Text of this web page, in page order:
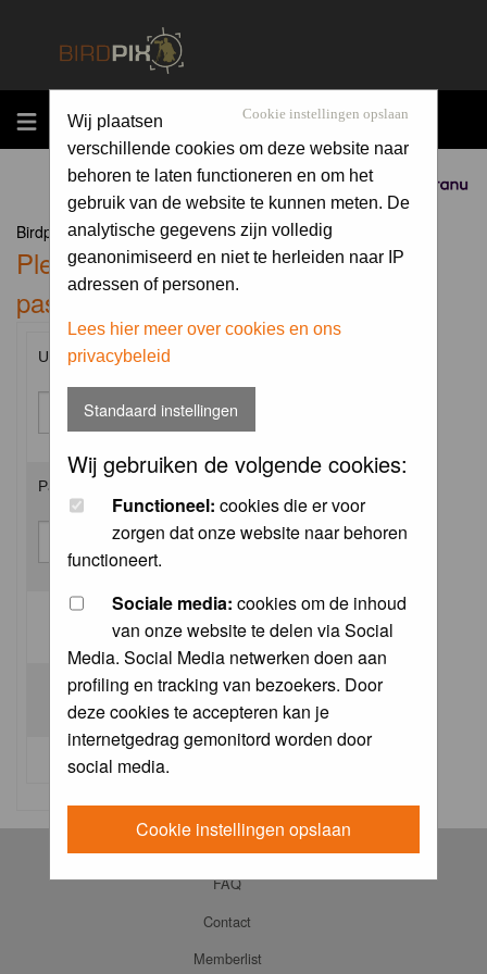
MENU
Sponsored by
Cookie instellingen opslaan
Wij plaatsen
verschillende cookies om deze website naar
behoren te laten functioneren en om het
gebruik van de website te kunnen meten. De
analytische gegevens zijn volledig
geanonimiseerd en niet te herleiden naar IP
adressen of personen.
Lees hier meer over cookies en ons
privacybeleid
Standaard instellingen
Wij gebruiken de volgende cookies:
Functioneel: cookies die er voor
zorgen dat onze website naar behoren
functioneert.
Sociale media: cookies om de inhoud
van onze website te delen via Social
Media. Social Media netwerken doen aan
profiling en tracking van bezoekers. Door
deze cookies te accepteren kan je
internetgedrag gemonitord worden door
social media.
Cookie instellingen opslaan
Birdpix.nl Forum Index
Please enter your username and
password to log in.
Username:
Password:
Log me on automatically each visit:
I forgot my password
FAQ
Contact
Memberlist